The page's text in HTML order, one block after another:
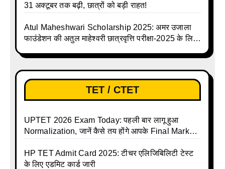
31 अक्टूबर तक बढ़ी, छात्रों को बड़ी राहत!
Atul Maheshwari Scholarship 2025: अमर उजाला
फाउंडेशन की अतुल माहेश्वरी छात्रवृत्ति परीक्षा-2025 के लिए
TET / CTET
UPTET 2026 Exam Today: पहली बार लागू हुआ
Normalization, जानें कैसे तय होंगे आपके Final Marks
HP TET Admit Card 2025: टीचर एलिजिबिलिटी टेस्ट
के लिए एडमिट कार्ड जारी